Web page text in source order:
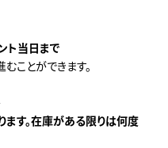
ト当日まで
ことができます。
す。在庫がある限りは何度